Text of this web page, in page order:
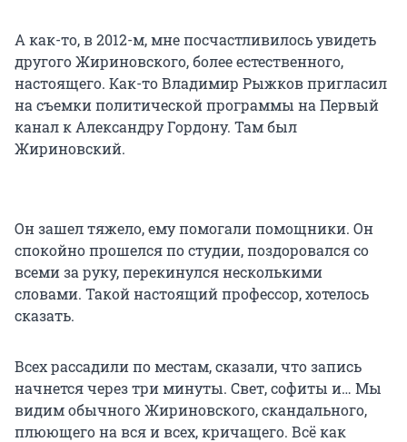
А как-то, в 2012-м, мне посчастливилось увидеть
другого Жириновского, более естественного,
настоящего. Как-то Владимир Рыжков пригласил
на съемки политической программы на Первый
канал к Александру Гордону. Там был
Жириновский.
Он зашел тяжело, ему помогали помощники. Он
спокойно прошелся по студии, поздоровался со
всеми за руку, перекинулся несколькими
словами. Такой настоящий профессор, хотелось
сказать.
Всех рассадили по местам, сказали, что запись
начнется через три минуты. Свет, софиты и… Мы
видим обычного Жириновского, скандального,
плюющего на вся и всех, кричащего. Всё как